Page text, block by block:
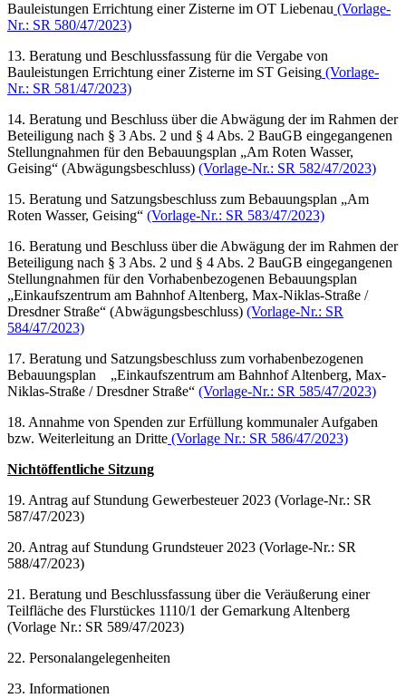
Bauleistungen Errichtung einer Zisterne im OT Liebenau (Vorlage-
Nr.: SR 580/47/2023)
13. Beratung und Beschlussfassung für die Vergabe von
Bauleistungen Errichtung einer Zisterne im ST Geising (Vorlage-
Nr.: SR 581/47/2023)
14. Beratung und Beschluss über die Abwägung der im Rahmen der
Beteiligung nach § 3 Abs. 2 und § 4 Abs. 2 BauGB eingegangenen
Stellungnahmen für den Bebauungsplan „Am Roten Wasser,
Geising“ (Abwägungsbeschluss) (Vorlage-Nr.: SR 582/47/2023)
15. Beratung und Satzungsbeschluss zum Bebauungsplan „Am
Roten Wasser, Geising“ (Vorlage-Nr.: SR 583/47/2023)
16. Beratung und Beschluss über die Abwägung der im Rahmen der
Beteiligung nach § 3 Abs. 2 und § 4 Abs. 2 BauGB eingegangenen
Stellungnahmen für den Vorhabenbezogenen Bebauungsplan
„Einkaufszentrum am Bahnhof Altenberg, Max-Niklas-Straße /
Dresdner Straße“ (Abwägungsbeschluss) (Vorlage-Nr.: SR
584/47/2023)
17. Beratung und Satzungsbeschluss zum vorhabenbezogenen
Bebauungsplan „Einkaufszentrum am Bahnhof Altenberg, Max-
Niklas-Straße / Dresdner Straße“ (Vorlage-Nr.: SR 585/47/2023)
18. Annahme von Spenden zur Erfüllung kommunaler Aufgaben
bzw. Weiterleitung an Dritte (Vorlage Nr.: SR 586/47/2023)
Nichtöffentliche Sitzung
19. Antrag auf Stundung Gewerbesteuer 2023 (Vorlage-Nr.: SR
587/47/2023)
20. Antrag auf Stundung Grundsteuer 2023 (Vorlage-Nr.: SR
588/47/2023)
21. Beratung und Beschlussfassung über die Veräußerung einer
Teilfläche des Flurstückes 1110/1 der Gemarkung Altenberg
(Vorlage Nr.: SR 589/47/2023)
22. Personalangelegenheiten
23. Informationen